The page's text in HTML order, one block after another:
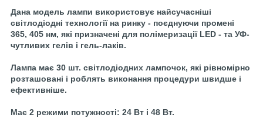
Дана модель лампи використовує найсучасніші
світлодіодні технології на ринку - поєднуючи промені
365, 405 нм, які призначені для полімеризації LED - та УФ-
чутливих гелів і гель-лаків.
Лампа має 30 шт. світлодіодних лампочок, які рівномірно
розташовані і роблять виконання процедури швидше і
ефективніше.
Має 2 режими потужності: 24 Вт і 48 Вт.